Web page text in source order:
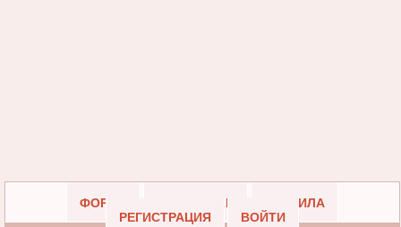
ФОРУМ УЧАСТНИКИ
ПРАВИЛА
РЕГИСТРАЦИЯ
ВОЙТИ